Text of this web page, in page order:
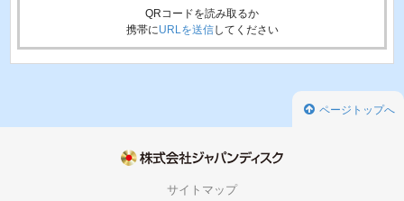
QRコードを読み取るか
携帯にURLを送信してください
ページトップへ
サイトマップ